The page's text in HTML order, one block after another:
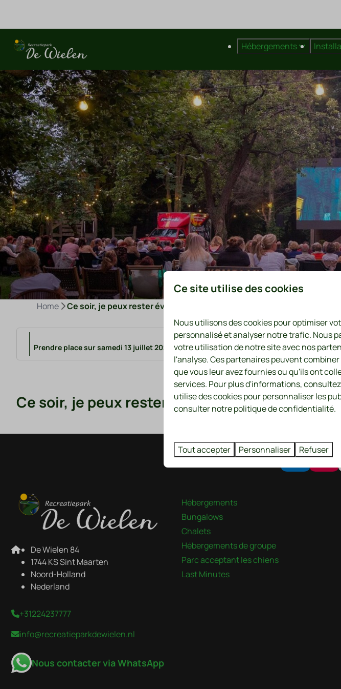
Hébergements
Home Ce soir, je peux rester éveillé/soirée cinéma
Prendre place sur samedi 13 juillet 2024 de 21:00 à 23:00
Ce soir, je peux rester éveillé/soirée cinéma
Payer en toute sécurité
De Wielen 84
1744 KS Sint Maarten
Noord-Holland
Nederland
+31224237777
info@recreatieparkdewielen.nl
Nous contacter via WhatsApp
Hébergements
Bungalows
Chalets
Hébergements de groupe
Parc acceptant les chiens
Last Minutes
Ce site utilise des cookies
Nous utilisons des cookies pour optimiser
personnalisé et analyser notre trafic. Nous
votre utilisation de notre site avec nos
l'analyse. Ces partenaires peuvent
que vous leur avez fournies ou qu'ils ont
services. Pour plus d'informations,
utilise des cookies pour personnaliser les
consulter notre politique de confidentialité.
Tout accepter Personnaliser Refuser